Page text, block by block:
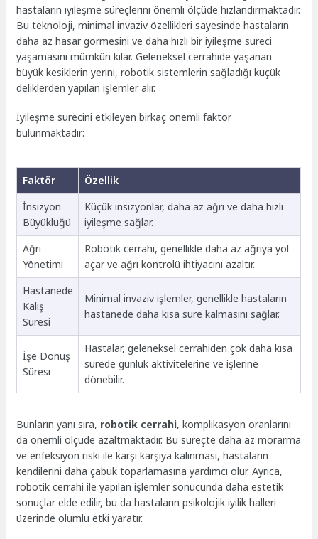
hastaların iyileşme süreçlerini önemli ölçüde hızlandırmaktadır.
Bu teknoloji, minimal invaziv özellikleri sayesinde hastaların
daha az hasar görmesini ve daha hızlı bir iyileşme süreci
yaşamasını mümkün kılar. Geleneksel cerrahide yaşanan
büyük kesiklerin yerini, robotik sistemlerin sağladığı küçük
deliklerden yapılan işlemler alır.
İyileşme sürecini etkileyen birkaç önemli faktör
bulunmaktadır:
Faktör
Özellik
İnsizyon
Büyüklüğü
Küçük insizyonlar, daha az ağrı ve daha hızlı
iyileşme sağlar.
Ağrı
Yönetimi
Robotik cerrahi, genellikle daha az ağrıya yol
açar ve ağrı kontrolü ihtiyacını azaltır.
Hastanede
Kalış
Süresi
Minimal invaziv işlemler, genellikle hastaların
hastanede daha kısa süre kalmasını sağlar.
İşe Dönüş
Süresi
Hastalar, geleneksel cerrahiden çok daha kısa
sürede günlük aktivitelerine ve işlerine
dönebilir.
Bunların yanı sıra, robotik cerrahi, komplikasyon oranlarını
da önemli ölçüde azaltmaktadır. Bu süreçte daha az morarma
ve enfeksiyon riski ile karşı karşıya kalınması, hastaların
kendilerini daha çabuk toparlamasına yardımcı olur. Ayrıca,
robotik cerrahi ile yapılan işlemler sonucunda daha estetik
sonuçlar elde edilir, bu da hastaların psikolojik iyilik halleri
üzerinde olumlu etki yaratır.